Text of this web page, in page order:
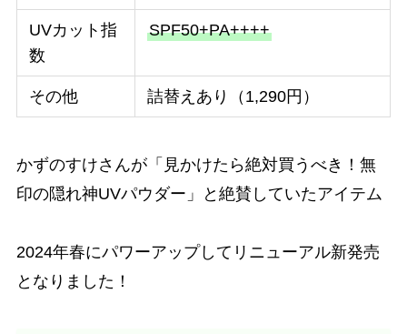
UVカット指
数
SPF50+PA++++
その他 詰替えあり（1,290円）
かずのすけさんが「見かけたら絶対買うべき！無
印の隠れ神UVパウダー」と絶賛していたアイテム
2024年春にパワーアップしてリニューアル新発売
となりました！